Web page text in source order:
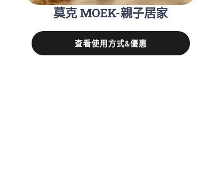
莫克 MOEK-親子居家
查看使用方式&優惠